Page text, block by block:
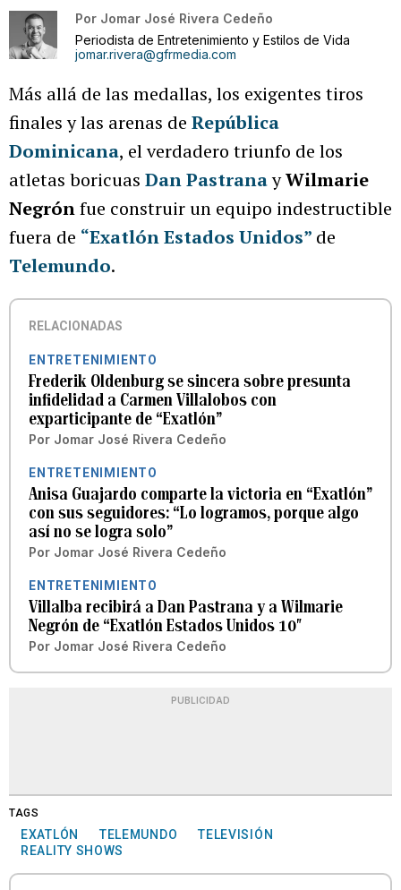
Por Jomar José Rivera Cedeño
Periodista de Entretenimiento y Estilos de Vida
jomar.rivera@gfrmedia.com
Más allá de las medallas, los exigentes tiros
finales y las arenas de República
Dominicana, el verdadero triunfo de los
atletas boricuas Dan PastranayWilmarie
Negrónfue construir un equipo indestructible
fuera de “Exatlón Estados Unidos” de
Telemundo.
RELACIONADAS
ENTRETENIMIENTO
Frederik Oldenburg se sincera sobre presunta
infidelidad a Carmen Villalobos con
exparticipante de “Exatlón”
Por Jomar José Rivera Cedeño
ENTRETENIMIENTO
Anisa Guajardo comparte la victoria en “Exatlón”
con sus seguidores: “Lo logramos, porque algo
así no se logra solo”
Por Jomar José Rivera Cedeño
ENTRETENIMIENTO
Villalba recibirá a Dan Pastrana y a Wilmarie
Negrón de “Exatlón Estados Unidos 10″
Por Jomar José Rivera Cedeño
PUBLICIDAD
TAGS
EXATLÓN TELEMUNDO
TELEVISIÓN
REALITY SHOWS